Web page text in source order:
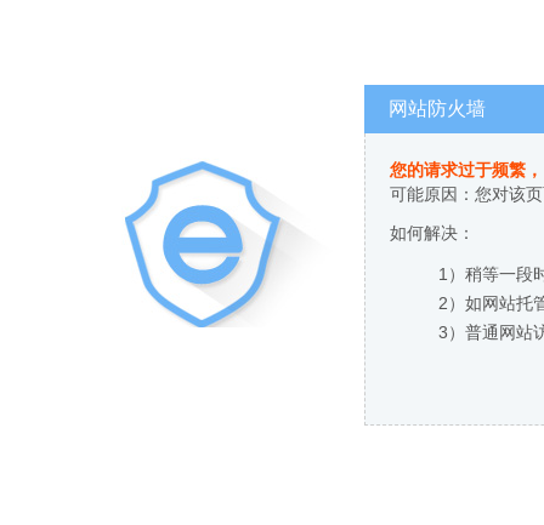
网站防火墙
您的请求过于频繁
可能原因：您对该
如何解决：
1）稍等一段
2）如网站托
3）普通网站